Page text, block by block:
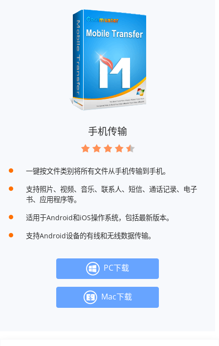
手机传输
一键按文件类别将所有文件从手机传输到手机。
支持照片、视频、音乐、联系人、短信、通话记录、电子
书、应用程序等。
适用于Android和iOS操作系统，包括最新版本。
支持Android设备的有线和无线数据传输。
PC下载
Mac下载